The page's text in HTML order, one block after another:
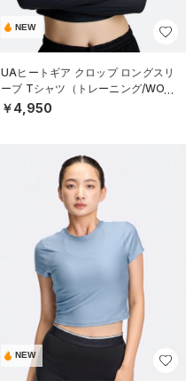
NEW
UAヒートギア クロップ ロングスリ
ーブ Tシャツ（トレーニング/WOM
EN）
￥4,950
NEW